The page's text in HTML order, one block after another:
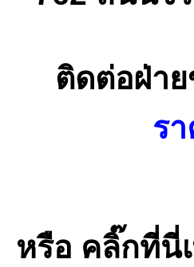
ติดต่อฝ่าย
ร
หรือ คลิ๊กที่นี่